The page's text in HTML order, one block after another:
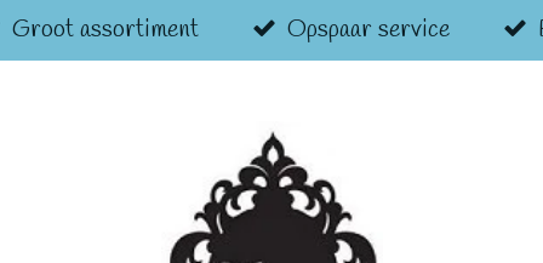
Groot assortiment Opspaar service